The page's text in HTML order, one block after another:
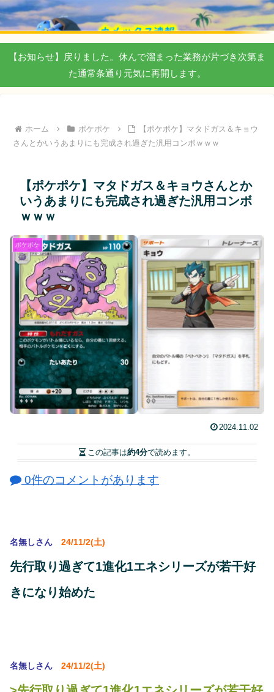
【お知らせ】戻りました。休んで溜まった業務が片づき次第ま
た通常条通り元気に再開します。
ホーム ポケポケ
【ポケポケ】マタドガス＆キョウ
さんとかいうあまりにも完成され過ぎた汎用コンボｗｗｗ
【ポケポケ】マタドガス＆キョウさんとか
いうあまりにも完成され過ぎた汎用コンボ
ｗｗｗ
ポケポケ
2024.11.02
この記事は約4分で読めます。
0件のコメントがあります
名無しさん 24/11/2(土)
先行取り過ぎて1進化1エネシリーズが若干好
きになり始めた
名無しさん 24/11/2(土)